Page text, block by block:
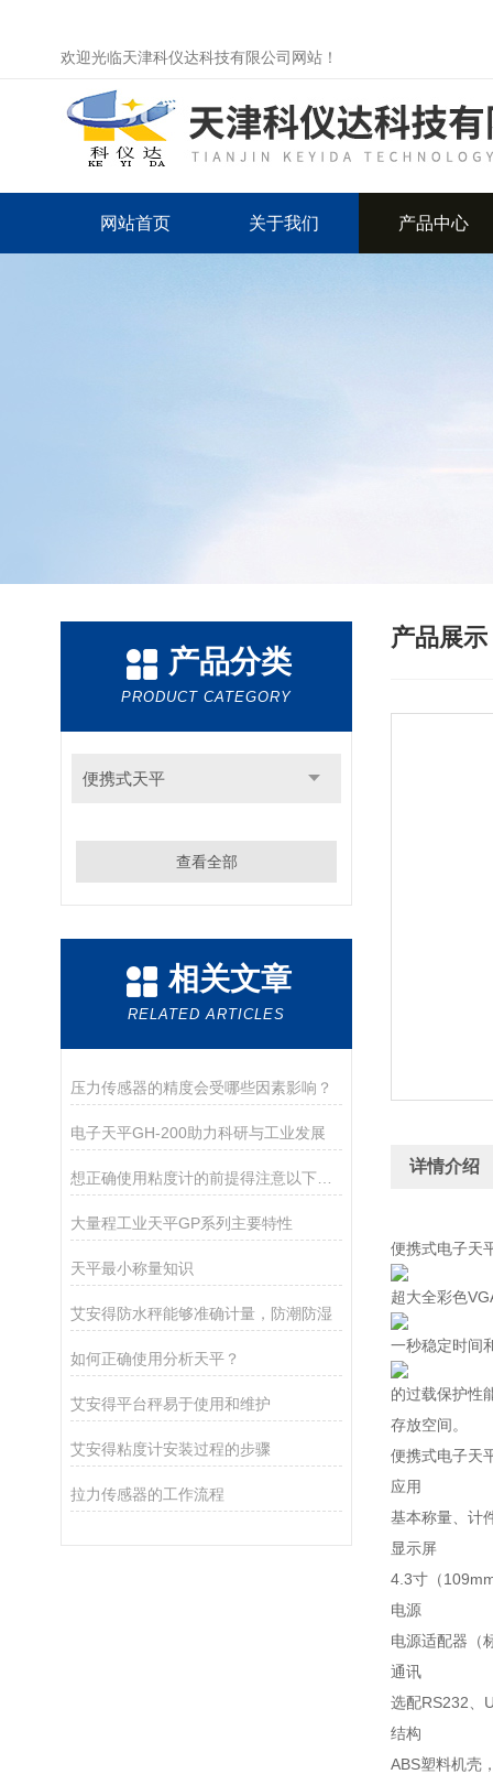
欢迎光临天津科仪达科技有限公司网站！
网站首页 关于我们 产品中心
产品分类
PRODUCT CATEGORY
便携式天平
查看全部
相关文章
RELATED ARTICLES
压力传感器的精度会受哪些因素影响？
电子天平GH-200助力科研与工业发展
想正确使用粘度计的前提得注意以下几点
大量程工业天平GP系列主要特性
天平最小称量知识
艾安得防水秤能够准确计量，防潮防湿
如何正确使用分析天平？
艾安得平台秤易于使用和维护
艾安得粘度计安装过程的步骤
拉力传感器的工作流程
产品展示
详情介绍
便携式电子天
超大全彩色
一秒稳定时间
的过载保护性
存放空间。
便携式电子天
应用
基本称量、计
显示屏
4.3寸（
电源
电源适配器（
通讯
选配RS232、
结构
ABS塑料机壳